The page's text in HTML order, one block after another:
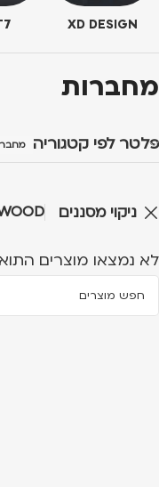
XD DESIGN
מחברות
פלטר לפי קטגוריה
ניקוי מסננים
לא נמצאו מוצרים